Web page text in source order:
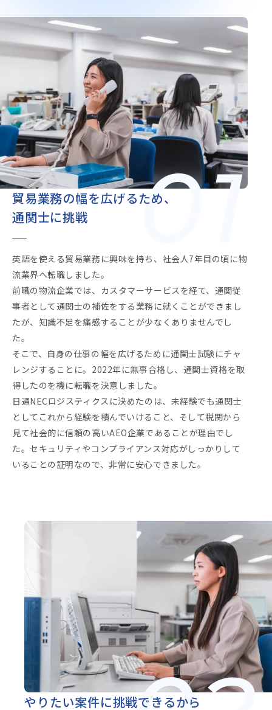
01
貿易業務の幅を広げるため、
通関士に挑戦
英語を使える貿易業務に興味を持ち、社会人7年目の頃に物
流業界へ転職しました。
前職の物流企業では、カスタマーサービスを経て、通関従
事者として通関士の補佐をする業務に就くことができまし
たが、知識不足を痛感することが少なくありませんでし
た。
そこで、自身の仕事の幅を広げるために通関士試験にチャ
レンジすることに。2022年に無事合格し、通関士資格を取
得したのを機に転職を決意しました。
日通NECロジスティクスに決めたのは、未経験でも通関士
としてこれから経験を積んでいけること、そして税関から
見て社会的に信頼の高いAEO企業であることが理由でし
た。セキュリティやコンプライアンス対応がしっかりして
いることの証明なので、非常に安心できました。
やりたい案件に挑戦できるから